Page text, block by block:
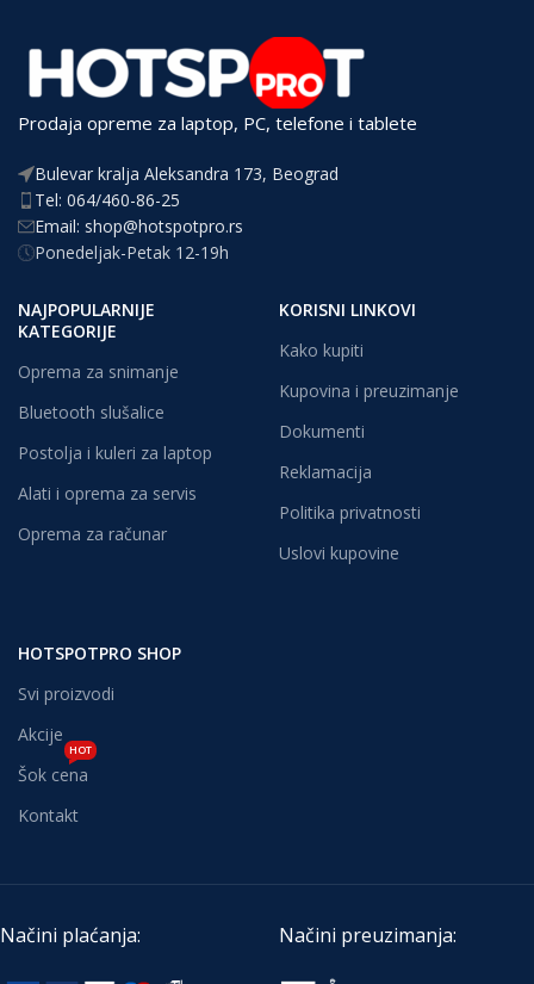
Prodaja opreme za laptop, PC, telefone i tablete
Bulevar kralja Aleksandra 173, Beograd
Tel: 064/460-86-25
Email: shop@hotspotpro.rs
Ponedeljak-Petak 12-19h
NAJPOPULARNIJE
KATEGORIJE
Oprema za snimanje
Bluetooth slušalice
Postolja i kuleri za laptop
Alati i oprema za servis
Oprema za računar
KORISNI LINKOVI
Kako kupiti
Kupovina i preuzimanje
Dokumenti
Reklamacija
Politika privatnosti
Uslovi kupovine
HOTSPOTPRO SHOP
Svi proizvodi
Akcije
Šok cena
HOT
Kontakt
Načini plaćanja: Načini preuzimanja: